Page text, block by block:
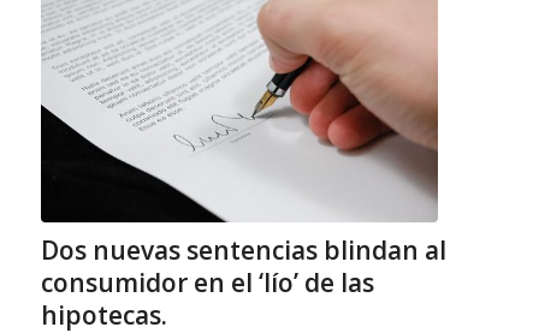
Dos nuevas sentencias blindan al
consumidor en el ‘lío’ de las
hipotecas.